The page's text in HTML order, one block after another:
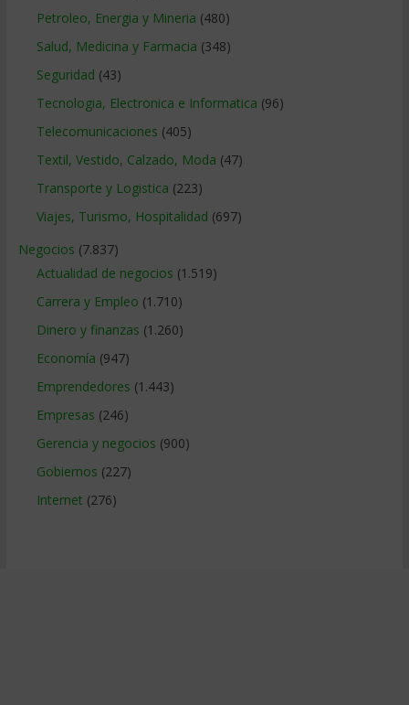
Petroleo, Energia y Mineria (480)
Salud, Medicina y Farmacia (348)
Seguridad (43)
Tecnologia, Electronica e Informatica (96)
Telecomunicaciones (405)
Textil, Vestido, Calzado, Moda (47)
Transporte y Logistica (223)
Viajes, Turismo, Hospitalidad (697)
Negocios (7.837)
Actualidad de negocios (1.519)
Carrera y Empleo (1.710)
Dinero y finanzas (1.260)
Economía (947)
Emprendedores (1.443)
Empresas (246)
Gerencia y negocios (900)
Gobiernos (227)
Internet (276)